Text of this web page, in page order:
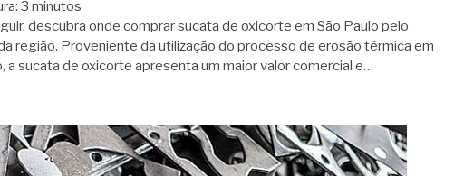
3 minutos
descubra onde comprar sucata de oxicorte em São Paulo pelo
região. Proveniente da utilização do processo de erosão térmica em
a sucata de oxicorte apresenta um maior valor comercial e…